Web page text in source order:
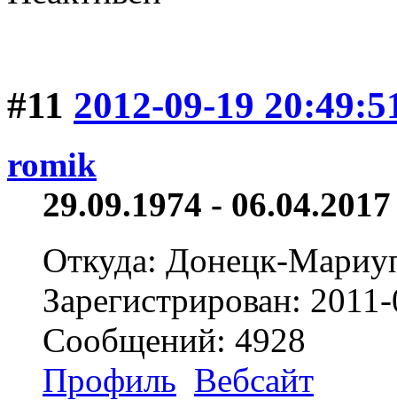
#11 2012-09-19
romik
29.09.1974 -
Откуда: Донецк-
Зарегистрирован:
Сообщений: 4928
Профиль Вебсайт